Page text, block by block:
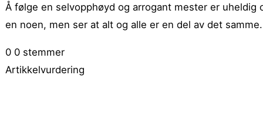
Å følge en selvopphøyd og arrogant mester er
en noen, men ser at alt og alle er en del av det samme.
0 0 stemmer
Artikkelvurdering